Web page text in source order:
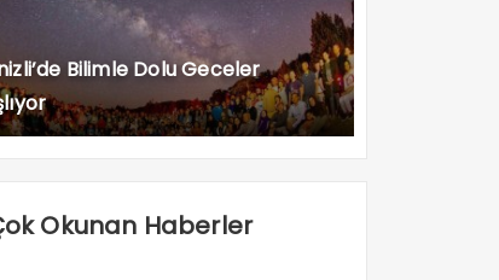
Bilimle Dolu Geceler
Okunan Haberler